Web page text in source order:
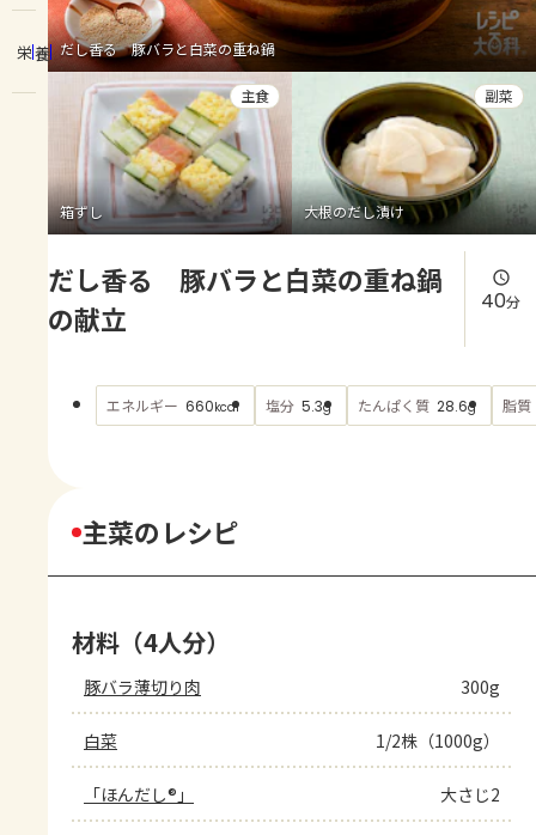
レシピ
トーク
よくあるお問い合わせ
お買い物
AJINOMOTO PARK とは
栄養 だし香る 豚バラと白菜の重ね鍋
箱ずし
主食
大根のだし漬け
副菜
だし香る 豚バラと白菜の重ね鍋
の献立
40分
エネルギー 660kcal 塩分 5.3g たんぱく質 28.6g 脂質
主菜のレシピ
材料（4人分）
豚バラ薄切り肉 300g
白菜 1/2株（1000g）
「ほんだし®」 大さじ2